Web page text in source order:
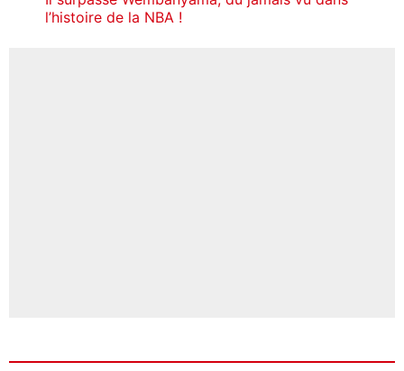
l’histoire de la NBA !